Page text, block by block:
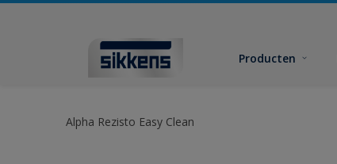
Producten
Alpha Rezisto Easy Clean